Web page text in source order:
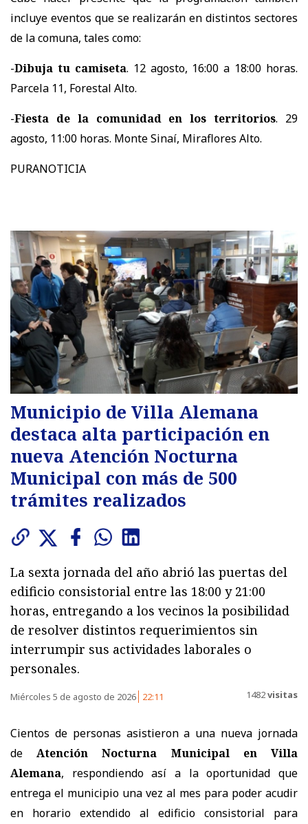
incluye eventos que se realizarán en distintos sectores
de la comuna, tales como:
-Dibuja tu camiseta. 12 agosto, 16:00 a 18:00 horas.
Parcela 11, Forestal Alto.
-Fiesta de la comunidad en los territorios. 29
agosto, 11:00 horas. Monte Sinaí, Miraflores Alto.
PURANOTICIA
Municipio de Villa Alemana
destaca alta participación en
nueva Atención Nocturna
Municipal con más de 500
trámites realizados
La sexta jornada del año abrió las puertas del
edificio consistorial entre las 18:00 y 21:00
horas, entregando a los vecinos la posibilidad
de resolver distintos requerimientos sin
interrumpir sus actividades laborales o
personales.
Miércoles 5 de agosto de 2026 22:11 1482visitas
Cientos de personas asistieron a una nueva jornada
deAtención Nocturna Municipal en Villa
Alemana, respondiendo así a la oportunidad que
entrega el municipio una vez al mes para poder acudir
en horario extendido al edificio consistorial para